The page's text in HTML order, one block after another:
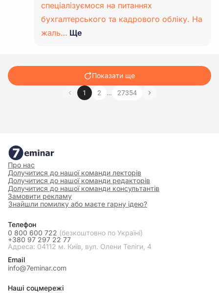
спеціалізуємося на питаннях
бухгалтерського та кадрового обліку. На
жаль… Ще
Показати ще
1 2 … 27354
Про нас
Долучитися до нашої команди лекторів
Долучитися до нашої команди редакторів
Долучитися до нашої команди консультантів
Замовити рекламу
Знайшли помилку або маєте гарну ідею?
Телефон
0 800 600 722 (безкоштовно по Україні)
+380 97 297 22 77
Адреса: 04112 м. Київ, вул. Олени Теліги, 4
Email
info@7eminar.com
Наші соцмережі